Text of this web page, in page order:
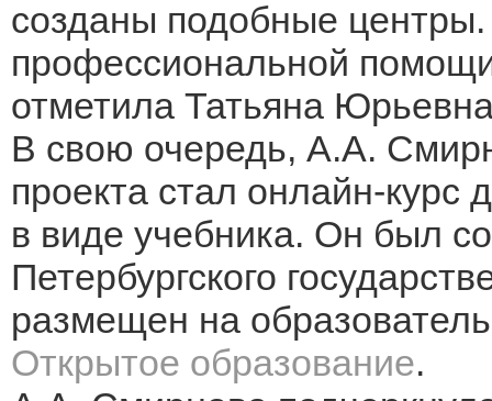
созданы подобные центры.
профессиональной
отметила Татьяна
В свою очередь, А.А.
проекта стал онлайн-
в виде учебника. Он был
Петербургского
размещен на
Открытое образование.